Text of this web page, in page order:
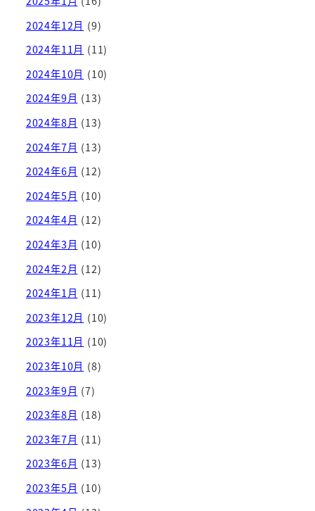
2024年12月 (9)
2024年11月 (11)
2024年10月 (10)
2024年9月 (13)
2024年8月 (13)
2024年7月 (13)
2024年6月 (12)
2024年5月 (10)
2024年4月 (12)
2024年3月 (10)
2024年2月 (12)
2024年1月 (11)
2023年12月 (10)
2023年11月 (10)
2023年10月 (8)
2023年9月 (7)
2023年8月 (18)
2023年7月 (11)
2023年6月 (13)
2023年5月 (10)